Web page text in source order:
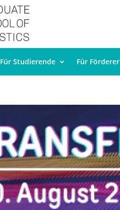
Für Studierende Für Förderer